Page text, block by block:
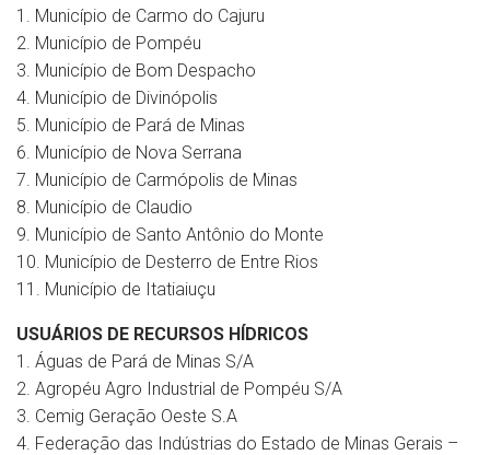
1. Município de Carmo do Cajuru
2. Município de Pompéu
3. Município de Bom Despacho
4. Município de Divinópolis
5. Município de Pará de Minas
6. Município de Nova Serrana
7. Município de Carmópolis de Minas
8. Município de Claudio
9. Município de Santo Antônio do Monte
10. Município de Desterro de Entre Rios
11. Município de Itatiaiuçu
USUÁRIOS DE RECURSOS HÍDRICOS
1. Águas de Pará de Minas S/A
2. Agropéu Agro Industrial de Pompéu S/A
3. Cemig Geração Oeste S.A
4. Federação das Indústrias do Estado de Minas Gerais –